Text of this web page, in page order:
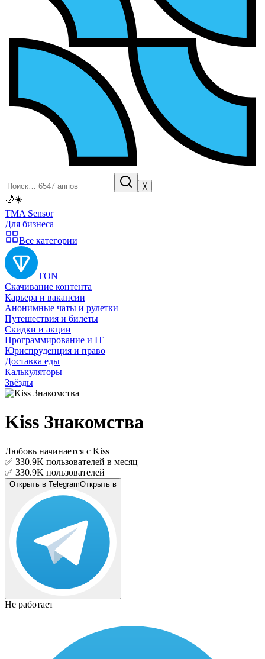
╳
🌙☀️
TMA Sensor
Для бизнеса
Все категории
TON
Скачивание контента
Карьера и вакансии
Анонимные чаты и рулетки
Путешествия и билеты
Скидки и акции
Программирование и IT
Юриспруденция и право
Доставка еды
Калькуляторы
Звёзды
Kiss Знакомства
Любовь начинается с Kiss
✅ 330.9K пользователей в месяц
✅ 330.9K пользователей
Открыть в TelegramОткрыть в
Не работает